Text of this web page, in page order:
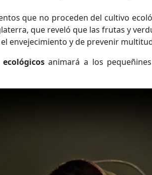
que no proceden del cultivo
que reveló que las frutas y
envejecimiento y de prevenir
animará a los